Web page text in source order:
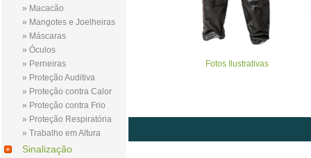
» Macacão
» Mangotes e Joelheiras
» Máscaras
» Óculos
» Perneiras
» Proteção Auditiva
» Proteção contra Calor
» Proteção contra Frio
» Proteção Respiratória
» Trabalho em Altura
Sinalização
Fotos Ilustrativas